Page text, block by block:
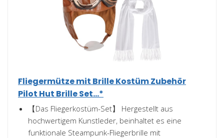
Fliegermütze mit Brille Kostüm Zubehör
Pilot Hut Brille Set...*
【Das Fliegerkostüm-Set】 Hergestellt aus
hochwertigem Kunstleder, beinhaltet es eine
funktionale Steampunk-Fliegerbrille mit